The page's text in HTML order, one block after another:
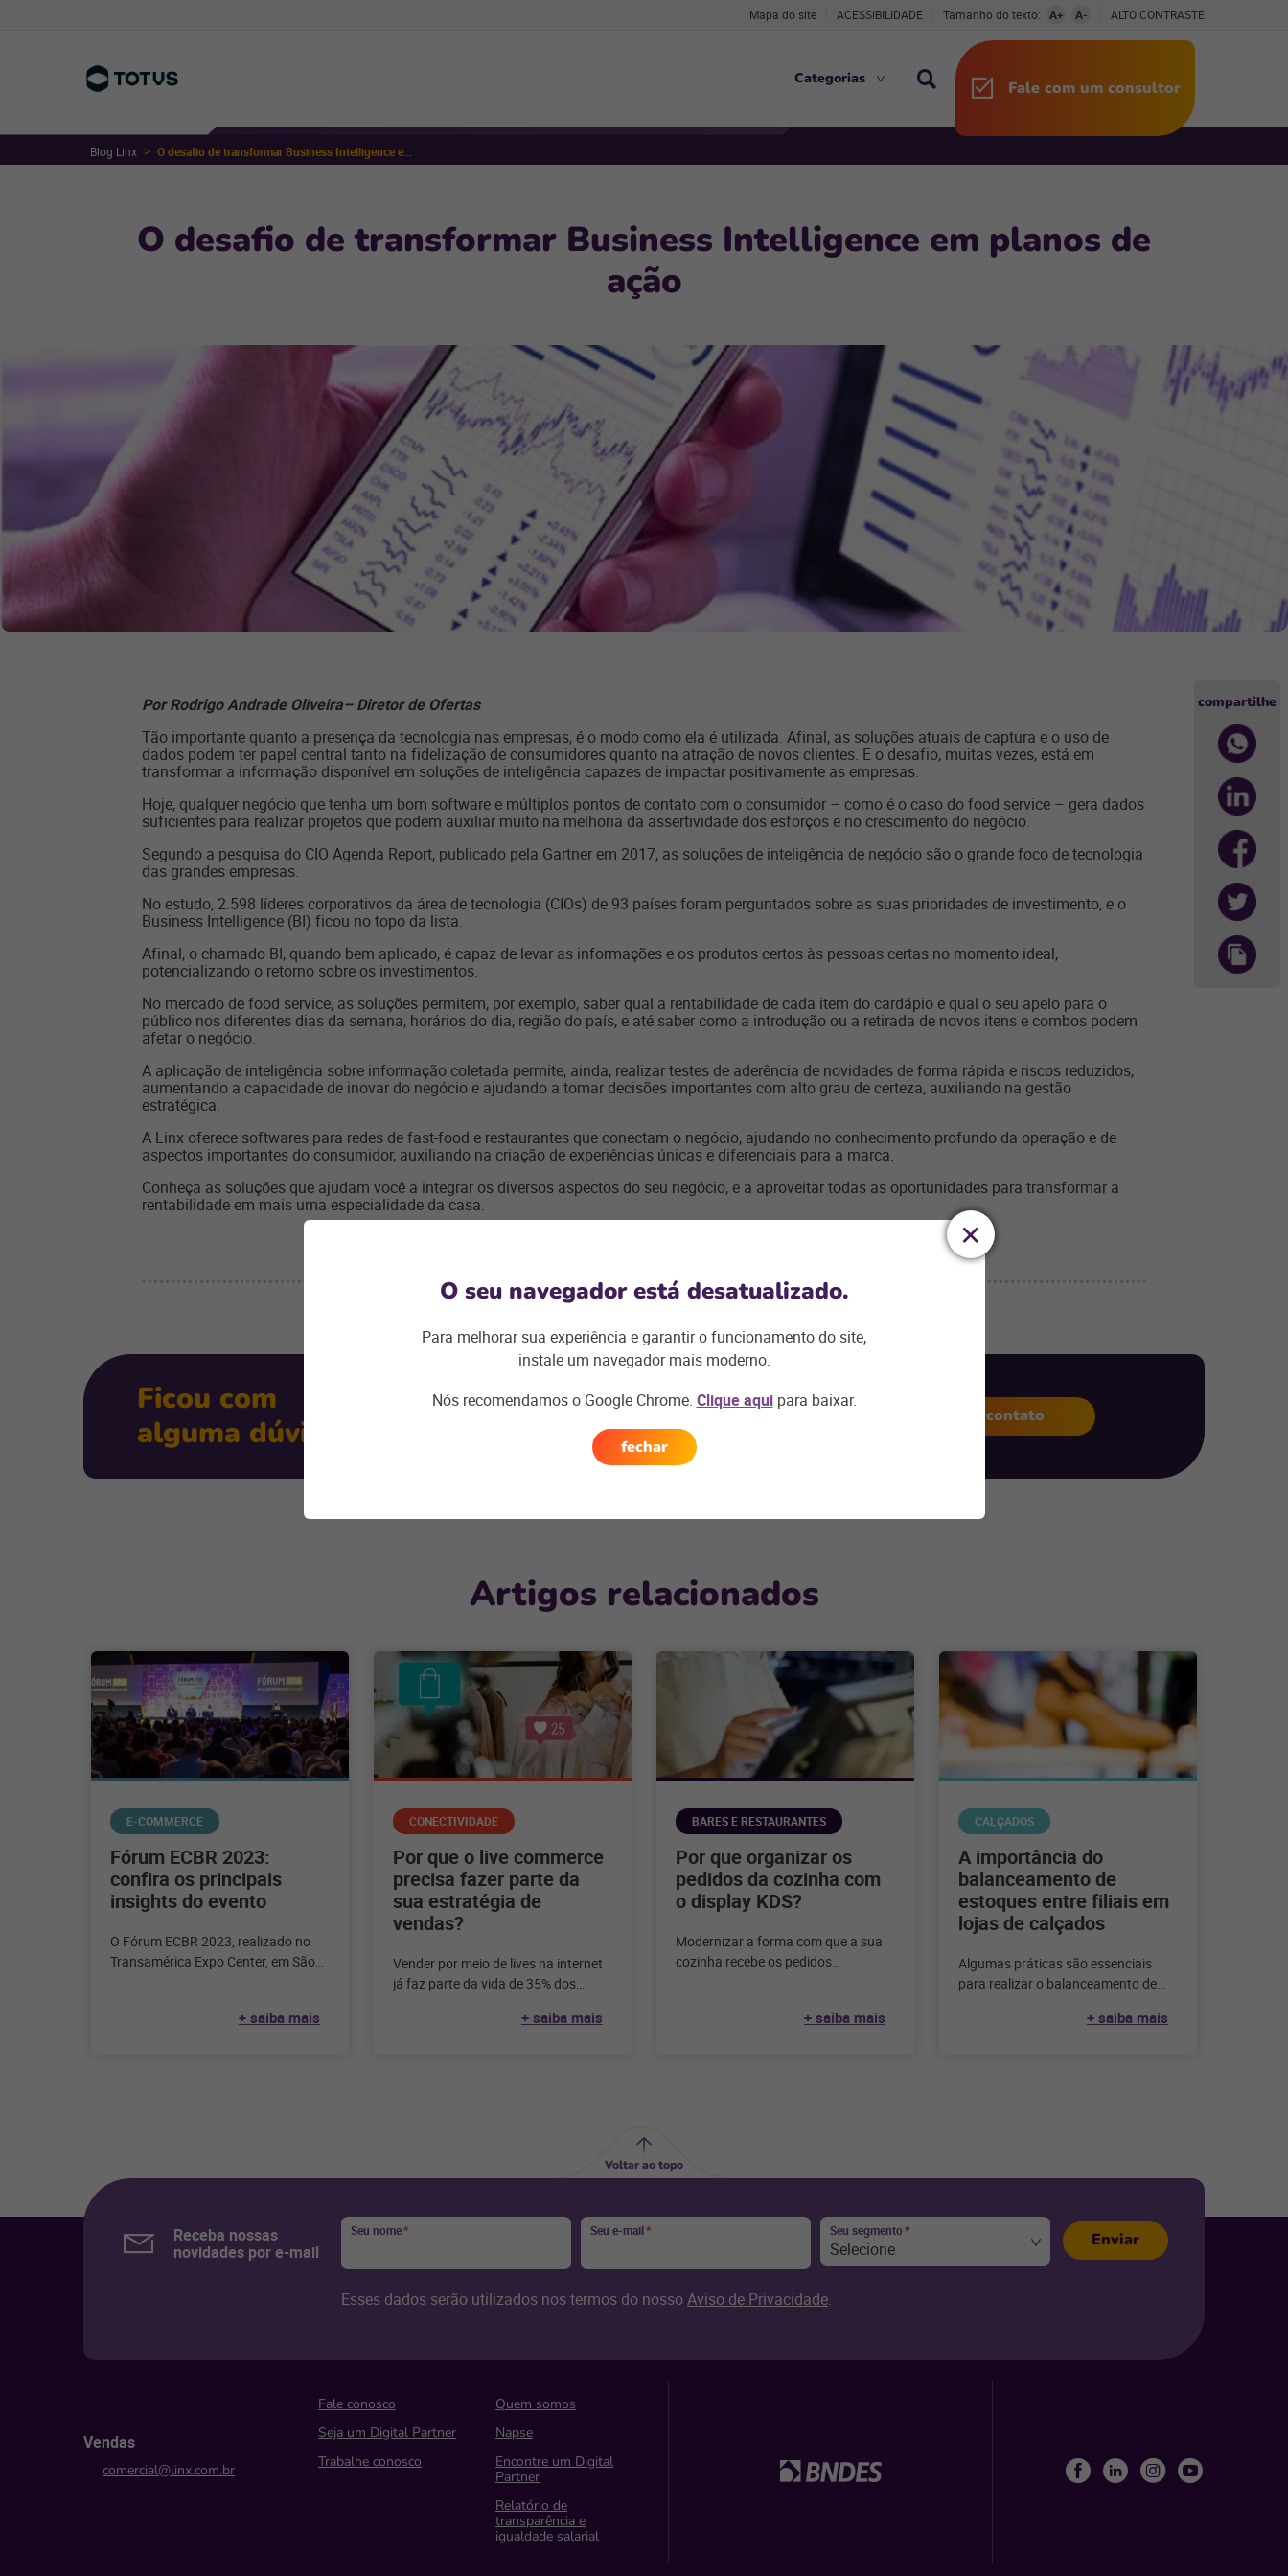
Mapa do site ACESSIBILIDADE Tamanho do texto: A+ A- ALTO CONTRASTE
Categorias Fale com um consultor
Blog Linx
O desafio de transformar Business Intelligence em planos de
ação
Por Rodrigo Andrade Oliveira– Diretor de Ofertas
Tão importante quanto a presença da tecnologia nas empresas, é o modo como ela é utilizada. Afinal, as soluções atuais de captura e o uso de
dados podem ter papel central tanto na fidelização de consumidores quanto na atração de novos clientes. E o desafio, muitas vezes, está em
transformar a informação disponível em soluções de inteligência capazes de impactar positivamente as empresas.
Hoje, qualquer negócio que tenha um bom software e múltiplos pontos de contato com o consumidor – como é o caso do food service – gera dados
suficientes para realizar projetos que podem auxiliar muito na melhoria da assertividade dos esforços e no crescimento do negócio.
Segundo a pesquisa do CIO Agenda Report, publicado pela Gartner em 2017, as soluções de inteligência de negócio são o grande foco de tecnologia
das grandes empresas.
No estudo, 2.598 líderes corporativos da área de tecnologia (CIOs) de 93 países foram perguntados sobre as suas prioridades de investimento, e o
Business Intelligence (BI) ficou no topo da lista.
Afinal, o chamado BI, quando bem aplicado, é capaz de levar as informações e os produtos certos às pessoas certas no momento ideal,
potencializando o retorno sobre os investimentos.
No mercado de food service, as soluções permitem, por exemplo, saber qual a rentabilidade de cada item do cardápio e qual o seu apelo para o
público nos diferentes dias da semana, horários do dia, região do país, e até saber como a introdução ou a retirada de novos itens e combos podem
afetar o negócio.
A aplicação de inteligência sobre informação coletada permite, ainda, realizar testes de aderência de novidades de forma rápida e riscos reduzidos,
aumentando a capacidade de inovar do negócio e ajudando a tomar decisões importantes com alto grau de certeza, auxiliando na gestão
estratégica.
A Linx oferece softwares para redes de fast-food e restaurantes que conectam o negócio, ajudando no conhecimento profundo da operação e de
aspectos importantes do consumidor, auxiliando na criação de experiências únicas e diferenciais para a marca.
Conheça as soluções que ajudam você a integrar os diversos aspectos do seu negócio, e a aproveitar todas as oportunidades para transformar a
rentabilidade em mais uma especialidade da casa.
compartilhe
Ficou com
alguma dúvida?
Podemos te ajudar com os desafios
Entre em contato
Artigos relacionados
E-COMMERCE
Fórum ECBR 2023:
confira os principais
insights do evento
O Fórum ECBR 2023, realizado no
Transamérica Expo Center, em São
+ saiba mais
CONECTIVIDADE
Por que o live commerce
precisa fazer parte da
sua estratégia de
vendas?
Vender por meio de lives na internet
já faz parte da vida de 35% dos
+ saiba mais
BARES E RESTAURANTES
Por que organizar os
pedidos da cozinha com
o display KDS?
Modernizar a forma com que a sua
cozinha recebe os pedidos
+ saiba mais
CALÇADOS
A importância do
balanceamento de
estoques entre filiais em
lojas de calçados
Algumas práticas são essenciais
para realizar o balanceamento de
todos os produtos estejam+ saiba mais
O seu navegador está desatualizado.
Para melhorar sua experiência e garantir o funcionamento do site,
instale um navegador mais moderno.
Nós recomendamos o Google Chrome. Clique aquipara baixar.
fechar
Voltar ao topo
Receba nossas
novidades por e-mail
Seu nome* Seu e-mail* Seu segmento*
Selecione
Esses dados serão utilizados nos termos do nossoAviso de Privacidade.
Enviar
Vendas
comercial@linx.com.br
Fale conosco
Quem somos
Seja um Digital Partner
Napse
Trabalhe conosco
Encontre um Digital
Partner
Relatório de
transparência e
igualdade salarial